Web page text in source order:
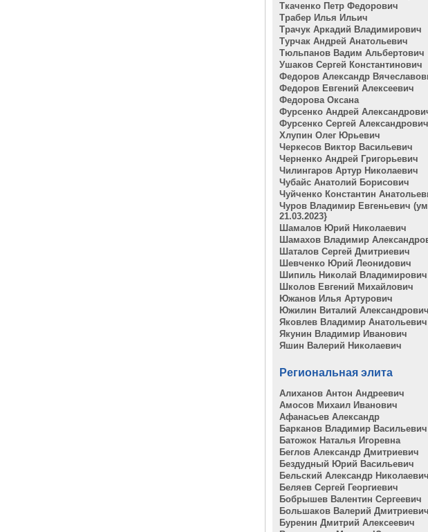
Ткаченко Петр Федорович
Трабер Илья Ильич
Трачук Аркадий Владимирович
Турчак Андрей Анатольевич
Тюльпанов Вадим Альбертович
Ушаков Сергей Константинович
Федоров Александр
Федоров Евгений Алексеевич
Федорова Оксана
Фурсенко Андрей
Фурсенко Сергей Александрович
Хлупин Олег Юрьевич
Черкесов Виктор Васильевич
Черненко Андрей Григорьевич
Чилингаров Артур Николаевич
Чубайс Анатолий Борисович
Чуйченко Константин
Чуров Владимир Евгеньевич
21.03.2023}
Шамалов Юрий Николаевич
Шамахов Владимир
Шаталов Сергей Дмитриевич
Шевченко Юрий Леонидович
Шипиль Николай Владимирович
Школов Евгений Михайлович
Южанов Илья Артурович
Южилин Виталий Александрович
Яковлев Владимир Анатольевич
Якунин Владимир Иванович
Яшин Валерий Николаевич
Региональная элита
Алиханов Антон Андреевич
Амосов Михаил Иванович
Афанасьев Александр
Барканов Владимир Васильевич
Батожок Наталья Игоревна
Беглов Александр Дмитриевич
Бездудный Юрий Васильевич
Бельский Александр Николаевич
Беляев Сергей Георгиевич
Бобрышев Валентин Сергеевич
Большаков Валерий Дмитриевич
Буренин Дмитрий Алексеевич